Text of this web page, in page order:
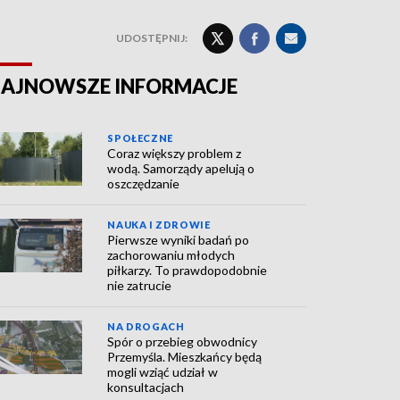
UDOSTĘPNIJ:
INFORMACJE
SPOŁECZNE
Coraz większy problem z
wodą. Samorządy apelują o
oszczędzanie
NAUKA I ZDROWIE
Pierwsze wyniki badań po
zachorowaniu młodych
piłkarzy. To prawdopodobnie
nie zatrucie
NA DROGACH
Spór o przebieg obwodnicy
Przemyśla. Mieszkańcy będą
mogli wziąć udział w
konsultacjach